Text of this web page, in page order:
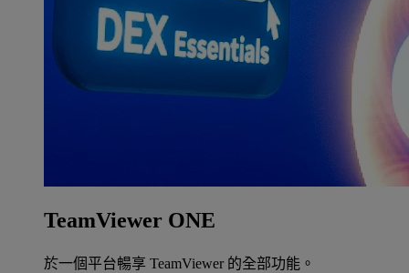
TeamViewer ONE
於一個平台暢享 TeamViewer 的全部功能。